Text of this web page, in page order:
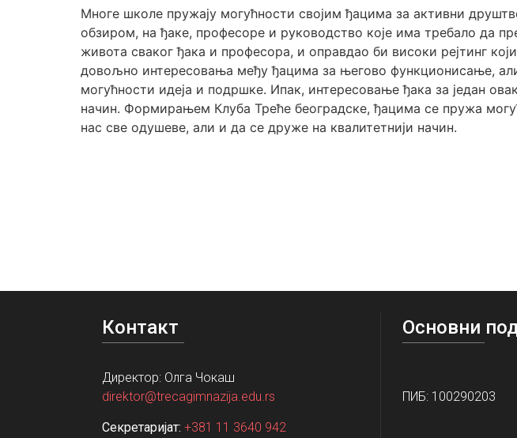
Многе школе пружају могућности својим ђацима за активни
обзиром, на ђаке, професоре и руководство које има требало да
живота сваког ђака и професора, и оправдао би високи рејтинг
довољно интересовања међу ђацима за његово функционисање,
могућности идеја и подршке. Ипак, интересовање ђака за један
начин. Формирањем Клуба Треће београдске, ђацима се пружа
нас све одушеве, али и да се друже на квалитетнији начин.
Контакт
Директор: Олга Чокаш
direktor@trecagimnazija.edu.rs
Секретаријат: +381 11 3640 942
Основни
ПИБ: 100290203